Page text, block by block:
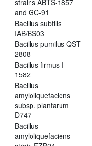
strains ABTS-1857
and GC-91
Bacillus subtilis
IAB/BS03
Bacillus pumilus QST
2808
Bacillus firmus I-
1582
Bacillus
amyloliquefaciens
subsp. plantarum
D747
Bacillus
amyloliquefaciens